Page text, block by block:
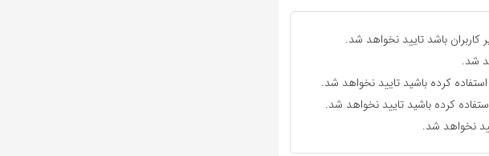
باشد تایید نخواهد شد.
شد.
کرده باشید تایید نخواهد شد.
کرده باشید تایید نخواهد شد.
نخواهد شد.